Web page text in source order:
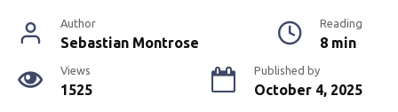
Author
Sebastian Montrose
Reading
8 min
Views
1525
Published by
October 4, 2025